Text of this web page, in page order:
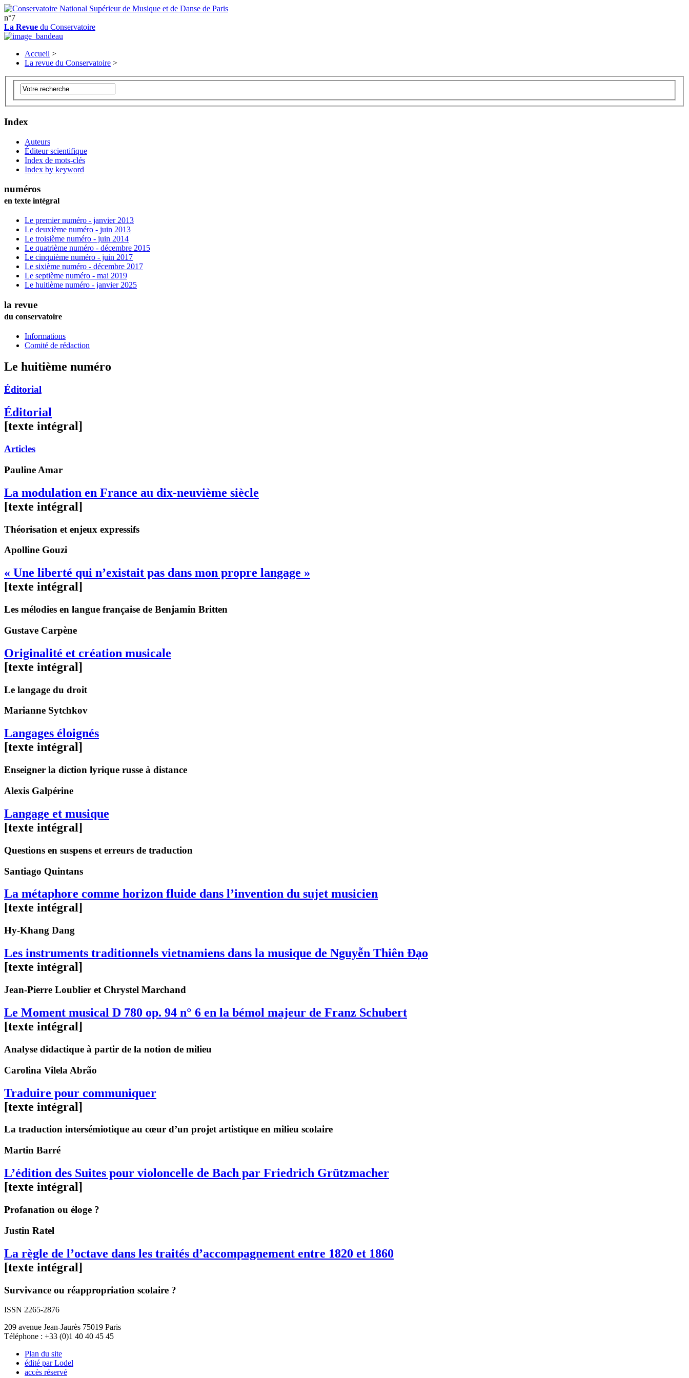
n°7
La Revue du Conservatoire
Accueil >
La revue du Conservatoire >
Index
Auteurs
Éditeur scientifique
Index de mots-clés
Index by keyword
numéros
en texte intégral
Le premier numéro - janvier 2013
Le deuxième numéro - juin 2013
Le troisième numéro - juin 2014
Le quatrième numéro - décembre 2015
Le cinquième numéro - juin 2017
Le sixième numéro - décembre 2017
Le septième numéro - mai 2019
Le huitième numéro - janvier 2025
la revue
du conservatoire
Informations
Comité de rédaction
Le huitième numéro
Éditorial
Éditorial
[texte intégral]
Articles
Pauline Amar
La modulation en France au dix-neuvième siècle
[texte intégral]
Théorisation et enjeux expressifs
Apolline Gouzi
« Une liberté qui n’existait pas dans mon propre langage »
[texte intégral]
Les mélodies en langue française de Benjamin Britten
Gustave Carpène
Originalité et création musicale
[texte intégral]
Le langage du droit
Marianne Sytchkov
Langages éloignés
[texte intégral]
Enseigner la diction lyrique russe à distance
Alexis Galpérine
Langage et musique
[texte intégral]
Questions en suspens et erreurs de traduction
Santiago Quintans
La métaphore comme horizon fluide dans l’invention du sujet musicien
[texte intégral]
Hy-Khang Dang
Les instruments traditionnels vietnamiens dans la musique de Nguyễn Thiên Đạo
[texte intégral]
Jean-Pierre Loublier et Chrystel Marchand
Le Moment musical D 780 op. 94 n° 6 en la bémol majeur de Franz Schubert
[texte intégral]
Analyse didactique à partir de la notion de milieu
Carolina Vilela Abrão
Traduire pour communiquer
[texte intégral]
La traduction intersémiotique au cœur d’un projet artistique en milieu scolaire
Martin Barré
L’édition des Suites pour violoncelle de Bach par Friedrich Grützmacher
[texte intégral]
Profanation ou éloge ?
Justin Ratel
La règle de l’octave dans les traités d’accompagnement entre 1820 et 1860
[texte intégral]
Survivance ou réappropriation scolaire ?
ISSN 2265-2876
209 avenue Jean-Jaurès 75019 Paris
Téléphone : +33 (0)1 40 40 45 45
Plan du site
édité par Lodel
accès réservé